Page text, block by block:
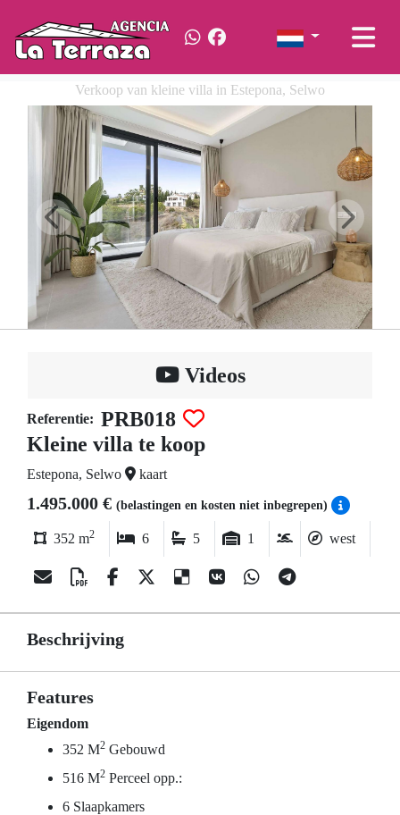
Verkoop van kleine villa in Estepona, Selwo
Videos
Referentie: PRB018
Kleine villa te koop
Estepona, Selwo kaart
1.495.000 € (belastingen en kosten niet inbegrepen)
352 m2 6 5 1 west
Beschrijving
Features
Eigendom
352 M2 Gebouwd
516 M2 Perceel opp.:
6 Slaapkamers